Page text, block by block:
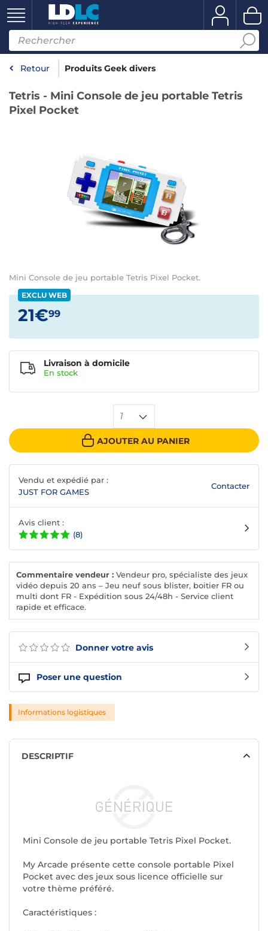
Retour Produits Geek divers
Tetris - Mini Console de jeu portable Tetris
Pixel Pocket
Mini Console de jeu portable Tetris Pixel Pocket.
Donner votre avis
Poser une question
EXCLU WEB
21€99
1
AJOUTER AU PANIER
Livraison à domicile
En stock
Vendu et expédié par :
JUST FOR GAMES
Contacter
Avis client :
(8)
Commentaire vendeur : Vendeur pro, spécialiste des jeux
vidéo depuis 20 ans – Jeu neuf sous blister, boitier FR ou
multi dont FR - Expédition sous 24/48h - Service client
rapide et efficace.
Informations logistiques
DESCRIPTIF
Mini Console de jeu portable Tetris Pixel Pocket.
My Arcade présente cette console portable Pixel
Pocket avec des jeux sous licence officielle sur
votre thème préféré.
Caractéristiques :